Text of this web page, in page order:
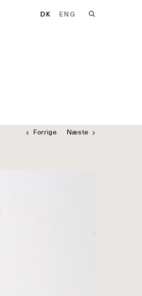
DK ENG
Forrige Næste